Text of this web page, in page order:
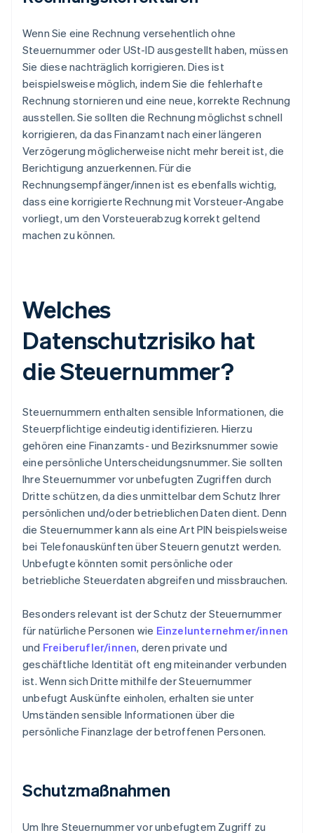
Wenn Sie eine Rechnung versehentlich ohne
Steuernummer oder USt-ID ausgestellt haben, müssen
Sie diese nachträglich korrigieren. Dies ist
beispielsweise möglich, indem Sie die fehlerhafte
Rechnung stornieren und eine neue, korrekte Rechnung
ausstellen. Sie sollten die Rechnung möglichst schnell
korrigieren, da das Finanzamt nach einer längeren
Verzögerung möglicherweise nicht mehr bereit ist, die
Berichtigung anzuerkennen. Für die
Rechnungsempfänger/innen ist es ebenfalls wichtig,
dass eine korrigierte Rechnung mit Vorsteuer-Angabe
vorliegt, um den Vorsteuerabzug korrekt geltend
machen zu können.
Welches
Datenschutzrisiko hat
die Steuernummer?
Steuernummern enthalten sensible Informationen, die
Steuerpflichtige eindeutig identifizieren. Hierzu
gehören eine Finanzamts- und Bezirksnummer sowie
eine persönliche Unterscheidungsnummer. Sie sollten
Ihre Steuernummer vor unbefugten Zugriffen durch
Dritte schützen, da dies unmittelbar dem Schutz Ihrer
persönlichen und/oder betrieblichen Daten dient. Denn
die Steuernummer kann als eine Art PIN beispielsweise
bei Telefonauskünften über Steuern genutzt werden.
Unbefugte könnten somit persönliche oder
betriebliche Steuerdaten abgreifen und missbrauchen.
Besonders relevant ist der Schutz der Steuernummer
für natürliche Personen wie Einzelunternehmer/innen
und Freiberufler/innen, deren private und
geschäftliche Identität oft eng miteinander verbunden
ist. Wenn sich Dritte mithilfe der Steuernummer
unbefugt Auskünfte einholen, erhalten sie unter
Umständen sensible Informationen über die
persönliche Finanzlage der betroffenen Personen.
Schutzmaßnahmen
Um Ihre Steuernummer vor unbefugtem Zugriff zu